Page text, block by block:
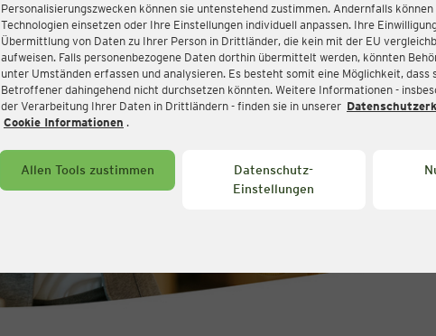
Personalisierungszwecken können sie untenstehend zustimmen. Andernfalls
Technologien einsetzen oder Ihre Einstellungen individuell anpassen. Ihre
Übermittlung von Daten zu Ihrer Person in Drittländer, die kein mit der EU
aufweisen. Falls personenbezogene Daten dorthin übermittelt werden, könnten
unter Umständen erfassen und analysieren. Es besteht somit eine Möglichkeit, dass
Betroffener dahingehend nicht durchsetzen könnten. Weitere Informationen -
der Verarbeitung Ihrer Daten in Drittländern - finden sie in unserer
Cookie Informationen .
Allen Tools zustimmen
Datenschutz-
Einstellungen